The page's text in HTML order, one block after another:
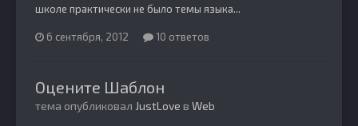
школе практически не было темы языка...
6 сентября, 2012 10 ответов
Оцените Шаблон
тема опубликовал JustLove в Web